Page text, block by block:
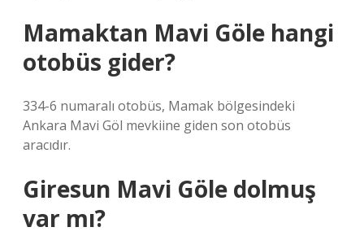
Mamaktan Mavi Göle hangi
otobüs gider?
334-6 numaralı otobüs, Mamak bölgesindeki
Ankara Mavi Göl mevkiine giden son otobüs
aracıdır.
Giresun Mavi Göle dolmuş
var mı?